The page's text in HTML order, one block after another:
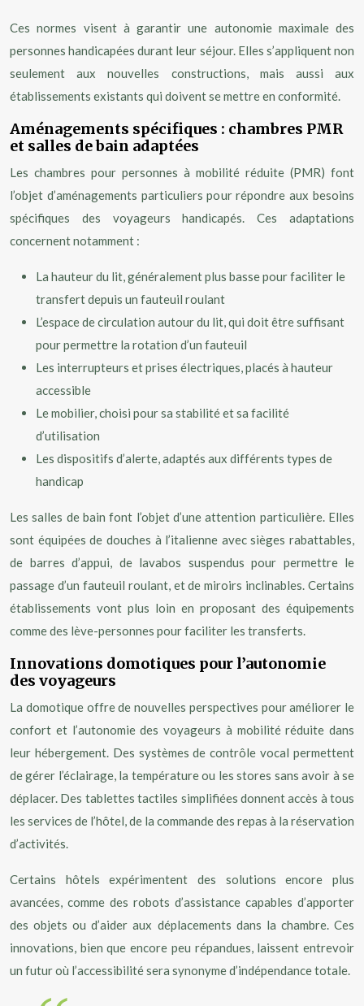
Ces normes visent à garantir une autonomie maximale des
personnes handicapées durant leur séjour. Elles s’appliquent non
seulement aux nouvelles constructions, mais aussi aux
établissements existants qui doivent se mettre en conformité.
Aménagements spécifiques : chambres PMR
et salles de bain adaptées
Les chambres pour personnes à mobilité réduite (PMR) font
l’objet d’aménagements particuliers pour répondre aux besoins
spécifiques des voyageurs handicapés. Ces adaptations
concernent notamment :
La hauteur du lit, généralement plus basse pour faciliter le
transfert depuis un fauteuil roulant
L’espace de circulation autour du lit, qui doit être suffisant
pour permettre la rotation d’un fauteuil
Les interrupteurs et prises électriques, placés à hauteur
accessible
Le mobilier, choisi pour sa stabilité et sa facilité
d’utilisation
Les dispositifs d’alerte, adaptés aux différents types de
handicap
Les salles de bain font l’objet d’une attention particulière. Elles
sont équipées de douches à l’italienne avec sièges rabattables,
de barres d’appui, de lavabos suspendus pour permettre le
passage d’un fauteuil roulant, et de miroirs inclinables. Certains
établissements vont plus loin en proposant des équipements
comme des lève-personnes pour faciliter les transferts.
Innovations domotiques pour l’autonomie
des voyageurs
La domotique offre de nouvelles perspectives pour améliorer le
confort et l’autonomie des voyageurs à mobilité réduite dans
leur hébergement. Des systèmes de contrôle vocal permettent
de gérer l’éclairage, la température ou les stores sans avoir à se
déplacer. Des tablettes tactiles simplifiées donnent accès à tous
les services de l’hôtel, de la commande des repas à la réservation
d’activités.
Certains hôtels expérimentent des solutions encore plus
avancées, comme des robots d’assistance capables d’apporter
des objets ou d’aider aux déplacements dans la chambre. Ces
innovations, bien que encore peu répandues, laissent entrevoir
un futur où l’accessibilité sera synonyme d’indépendance totale.